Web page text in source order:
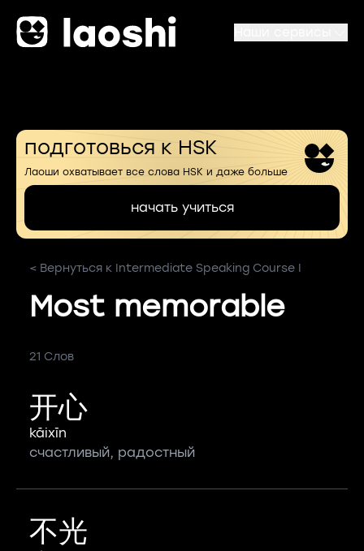
подготовься к HSK
Лаоши охватывает все слова HSK и даже больше
начать учиться
< Вернуться к Intermediate Speaking Course I
Most memorable
21 Слов
开心
kāixīn
счастливый, радостный
不光